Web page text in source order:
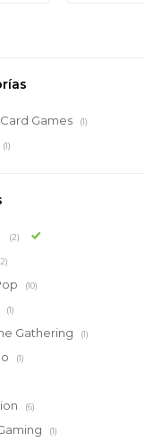
Games (1)
(1)
(2)
(10)
(1)
Gathering (1)
(1)
(6)
(1)